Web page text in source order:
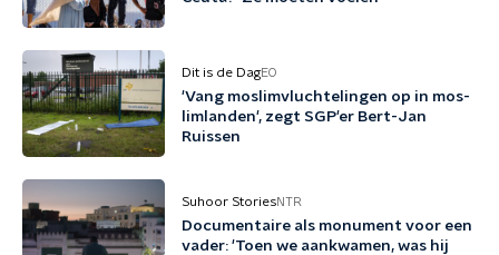
Dit is de DagEO
'Vang mos­lim­vluch­te­lin­gen op in mos­
lim­lan­den', zegt SGP'er Bert-Jan
Ruissen
Suhoor StoriesNTR
Documentaire als monument voor een
vader: 'Toen we aankwamen, was hij